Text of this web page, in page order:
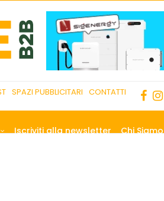
SPAZI PUBBLICITARI CONTATTI
Iscriviti alla newsletter Chi Siamo